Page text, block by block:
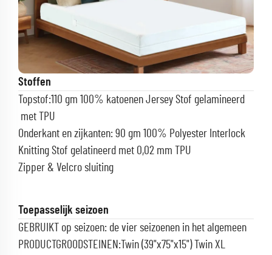
Stoffen
Topstof:110 gm 100% katoenen Jersey Stof gelamineerd
met TPU
Onderkant en zijkanten: 90 gm 100% Polyester Interlock
Knitting Stof gelatineerd met 0,02 mm TPU
Zipper & Velcro sluiting
Toepasselijk seizoen
GEBRUIKT op seizoen: de vier seizoenen in het algemeen
PRODUCTGROODSTEINEN:Twin (39"x75"x15") Twin XL